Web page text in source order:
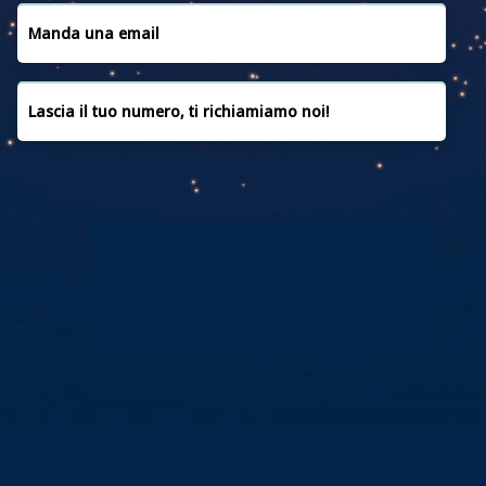
CONVENZIONI
CONTATTACI
PRIVACY POLICY
Manda una email
Lascia il tuo numero, ti richiamiamo noi!